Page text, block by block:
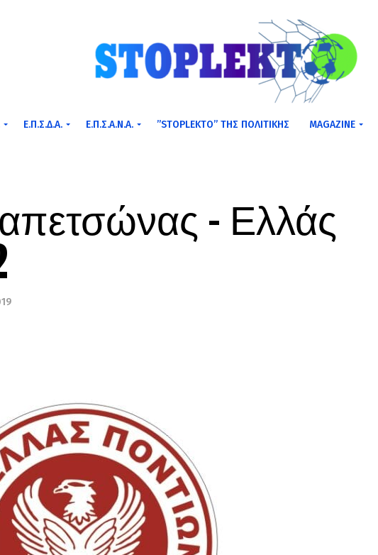
Ε.Π.Σ.Δ.Α. Ε.Π.Σ.Α.Ν.Α. ”STOPLEKTO” ΤΗΣ ΠΟΛΙΤΙΚΗΣ MAGAZINE
– Ελλάς